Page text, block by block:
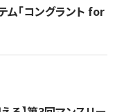
ム「コングラント for